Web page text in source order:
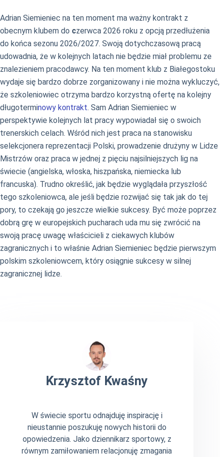
Adrian Siemieniec na ten moment ma ważny kontrakt z
obecnym klubem do czerwca 2026 roku z opcją przedłużenia
do końca sezonu 2026/2027. Swoją dotychczasową pracą
udowadnia, że w kolejnych latach nie będzie miał problemu ze
znalezieniem pracodawcy. Na ten moment klub z Białegostoku
wydaje się bardzo dobrze zorganizowany i nie można wykluczyć,
że szkoleniowiec otrzyma bardzo korzystną ofertę na kolejny
długoterminowy kontrakt. Sam Adrian Siemieniec w
perspektywie kolejnych lat pracy wypowiadał się o swoich
trenerskich celach. Wśród nich jest praca na stanowisku
selekcjonera reprezentacji Polski, prowadzenie drużyny w Lidze
Mistrzów oraz praca w jednej z pięciu najsilniejszych lig na
świecie (angielska, włoska, hiszpańska, niemiecka lub
francuska). Trudno określić, jak będzie wyglądała przyszłość
tego szkoleniowca, ale jeśli będzie rozwijać się tak jak do tej
pory, to czekają go jeszcze wielkie sukcesy. Być może poprzez
dobrą grę w europejskich pucharach uda mu się zwrócić na
swoją pracę uwagę właścicieli z ciekawych klubów
zagranicznych i to właśnie Adrian Siemieniec będzie pierwszym
polskim szkoleniowcem, który osiągnie sukcesy w silnej
zagranicznej lidze.
Krzysztof Kwaśny
W świecie sportu odnajduję inspirację i
nieustannie poszukuję nowych historii do
opowiedzenia. Jako dziennikarz sportowy, z
równym zamiłowaniem relacjonuję zmagania